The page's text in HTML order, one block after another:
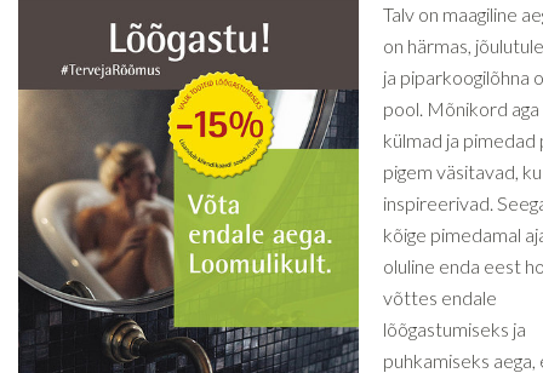
Talv on maagiline
on härmas,
ja piparkoogilõhna
pool. Mõnikord
külmad ja pimedad
pigem väsitavad,
inspireerivad.
kõige pimedamal
oluline enda eest
võttes endale
lõõgastumiseks ja
puhkamiseks aega,